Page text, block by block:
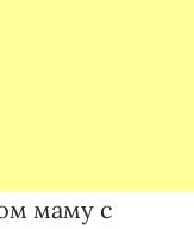
маму с